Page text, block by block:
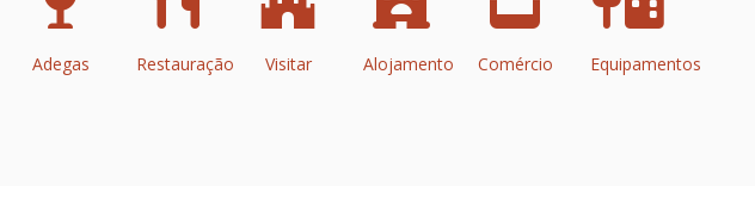
Adegas Restauração Visitar Alojamento Comércio Equipamentos